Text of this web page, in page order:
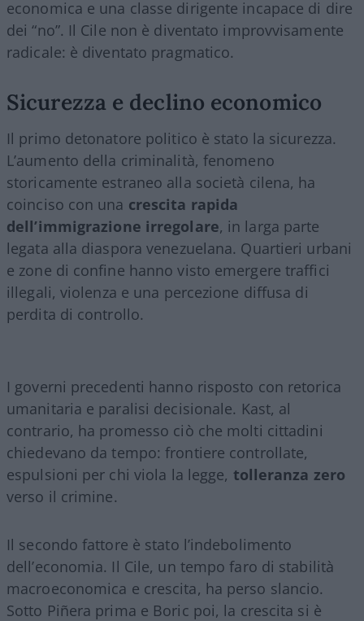
economica e una classe dirigente incapace di dire
dei “no”. Il Cile non è diventato improvvisamente
radicale: è diventato pragmatico.
Sicurezza e declino economico
Il primo detonatore politico è stato la sicurezza.
L’aumento della criminalità, fenomeno
storicamente estraneo alla società cilena, ha
coinciso con una crescita rapida
dell’immigrazione irregolare, in larga parte
legata alla diaspora venezuelana. Quartieri urbani
e zone di confine hanno visto emergere traffici
illegali, violenza e una percezione diffusa di
perdita di controllo.
I governi precedenti hanno risposto con retorica
umanitaria e paralisi decisionale. Kast, al
contrario, ha promesso ciò che molti cittadini
chiedevano da tempo: frontiere controllate,
espulsioni per chi viola la legge, tolleranza zero
verso il crimine.
Il secondo fattore è stato l’indebolimento
dell’economia. Il Cile, un tempo faro di stabilità
macroeconomica e crescita, ha perso slancio.
Sotto Piñera prima e Boric poi, la crescita si è